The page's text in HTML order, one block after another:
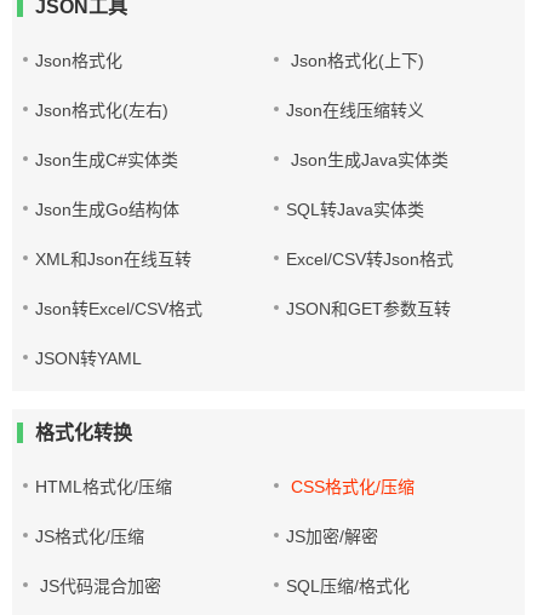
JSON工具
Json格式化 Json格式化(上下)
Json格式化(左右) Json在线压缩转义
Json生成C#实体类 Json生成Java实体类
Json生成Go结构体 SQL转Java实体类
XML和Json在线互转 Excel/CSV转Json格式
Json转Excel/CSV格式 JSON和GET参数互转
JSON转YAML
格式化转换
HTML格式化/压缩 CSS格式化/压缩
JS格式化/压缩 JS加密/解密
JS代码混合加密 SQL压缩/格式化